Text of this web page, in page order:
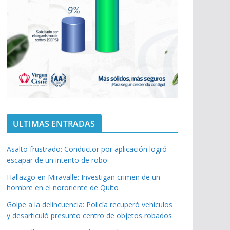
ULTIMAS ENTRADAS
Asalto frustrado: Conductor por aplicación logró
escapar de un intento de robo
Hallazgo en Miravalle: Investigan crimen de un
hombre en el nororiente de Quito
Golpe a la delincuencia: Policía recuperó vehículos
y desarticuló presunto centro de objetos robados